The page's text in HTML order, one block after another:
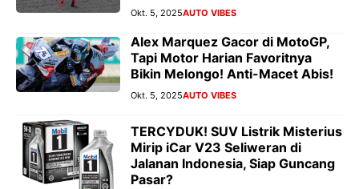
Okt. 5, 2025AUTO VIBES
Alex Marquez Gacor di MotoGP,
Tapi Motor Harian Favoritnya
Bikin Melongo! Anti-Macet Abis!
Okt. 5, 2025AUTO VIBES
TERCYDUK! SUV Listrik Misterius
Mirip iCar V23 Seliweran di
Jalanan Indonesia, Siap Guncang
Pasar?